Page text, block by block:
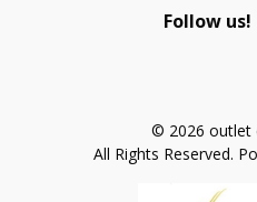
Follow us!
© 2026 outlet
All Rights Reserved.